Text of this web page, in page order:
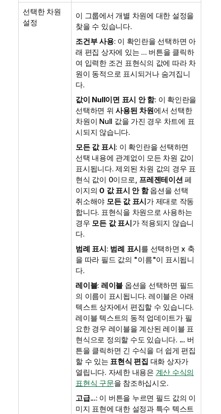
선택한 차원
설정
이 그룹에서 개별 차원에 대한 설정을
찾을 수 있습니다.
조건부 사용: 이 확인란을 선택하면 아
래 편집 상자에 있는 ... 버튼을 클릭하
여 입력한 조건 표현식의 값에 따라 차
원이 동적으로 표시되거나 숨겨집니
다.
값이 Null이면 표시 안 함: 이 확인란을
선택하면 위사용된 차원에서 선택한
차원이 Null 값을 가진 경우 차트에 표
시되지 않습니다.
모든 값 표시: 이 확인란을 선택하면
선택 내용에 관계없이 모든 차원 값이
표시됩니다. 제외된 차원 값의 경우 표
현식 값이 0이므로, 프레젠테이션 페
이지의 0 값 표시 안 함옵션을 선택
취소해야 모든 값 표시가 제대로 작동
합니다. 표현식을 차원으로 사용하는
경우 모든 값 표시가 적용되지 않습니
다.
범례 표시: 범례 표시를 선택하면 x 축
을 따라 필드 값의 "이름"이 표시됩니
다.
레이블: 레이블 옵션을 선택하면 필드
의 이름이 표시됩니다. 레이블은 아래
텍스트 상자에서 편집할 수 있습니다.
레이블 텍스트의 동적 업데이트가 필
요한 경우 레이블을 계산된 레이블 표
현식으로 정의할 수도 있습니다. ...버
튼을 클릭하면 긴 수식을 더 쉽게 편집
할 수 있는 표현식 편집 대화 상자가
열립니다. 자세한 내용은 계산 수식의
표현식 구문을 참조하십시오.
고급...: 이 버튼을 누르면 필드 값의 이
미지 표현에 대한 설정과 특수 텍스트